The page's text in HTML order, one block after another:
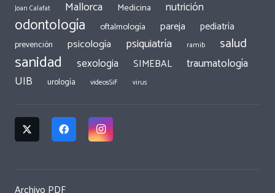
Joan Calafat Mallorca Medicina nutrición
odontología oftalmología pareja pediatría
prevención psicología psiquiatría ramib salud
sanidad sexologia SIMEBAL traumatología
UIB urología videosSiF virus